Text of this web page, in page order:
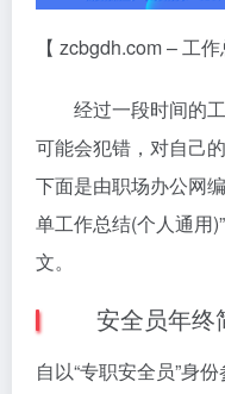
【 zcbgdh.com – 工作
经过一段时间的工
可能会犯错，对自己
下面是由职场办公网
单工作总结(个人通用
文。
安全员年终
自以“专职安全员”身